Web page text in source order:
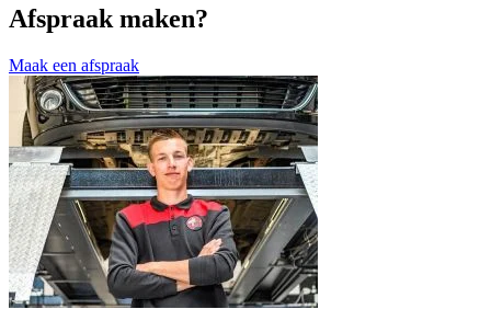
Afspraak maken?
Maak een afspraak